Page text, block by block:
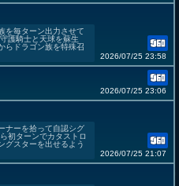
を毎ターン出力させて
護騎士と天球を蘇生
らドラゴン族を特殊召
2026/07/25 23:58
2026/07/25 23:06
ナーを拾って自認シグ
初ターンでカタストロ
グスターを出せるよう
2026/07/25 21:07